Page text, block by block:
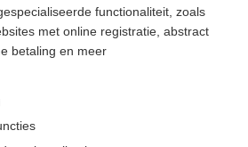
functionaliteit, zoals
met online registratie, abstract
betaling en meer